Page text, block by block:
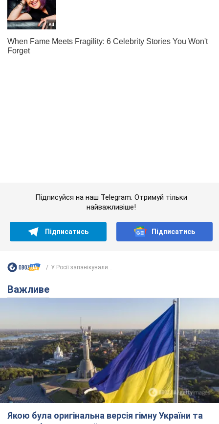
Якою була оригінальна версія гімну України та
чому її боялася Російська імперія: про це не
Державним символом є тільки перший куплет та приспів пісні
час назад 2,6 т.
Олександру Пономарьову – 53: що
відомо про трьох дітей секс-
символа 90-х та який вигляд вони
За розвитком кар'єри артист не забував про
особисте щастя